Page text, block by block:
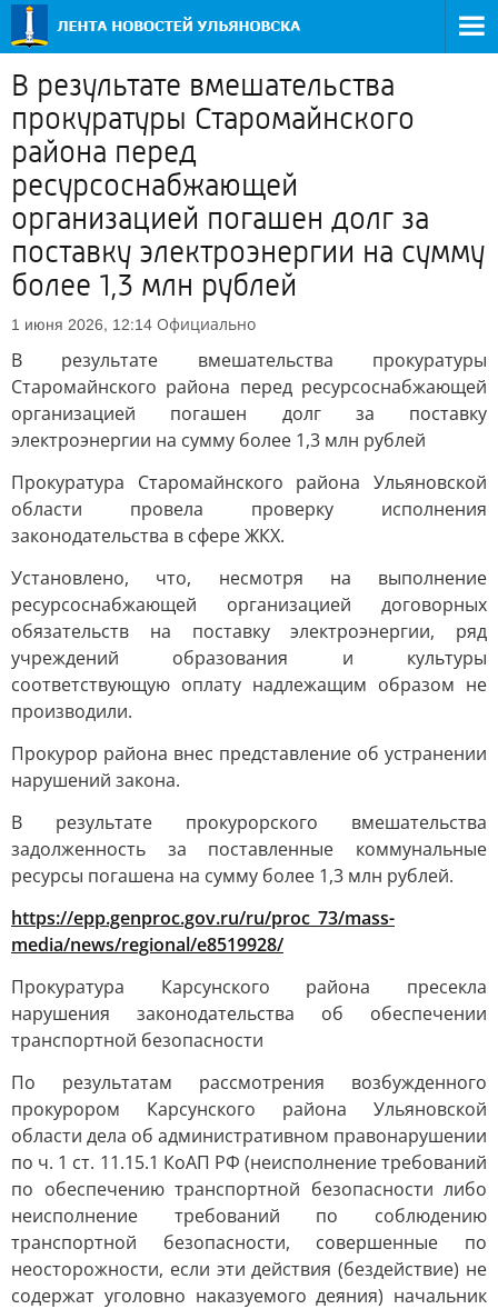
В результате вмешательства
прокуратуры Старомайнского
района перед
ресурсоснабжающей
организацией погашен долг за
поставку электроэнергии на сумму
более 1,3 млн рублей
1 июня 2026, 12:14 Официально
В результате вмешательства прокуратуры
Старомайнского района перед ресурсоснабжающей
организацией погашен долг за поставку
электроэнергии на сумму более 1,3 млн рублей
Прокуратура Старомайнского района Ульяновской
области провела проверку исполнения
законодательства в сфере ЖКХ.
Установлено, что, несмотря на выполнение
ресурсоснабжающей организацией договорных
обязательств на поставку электроэнергии, ряд
учреждений образования и культуры
соответствующую оплату надлежащим образом не
производили.
Прокурор района внес представление об устранении
нарушений закона.
В результате прокурорского вмешательства
задолженность за поставленные коммунальные
ресурсы погашена на сумму более 1,3 млн рублей.
https://epp.genproc.gov.ru/ru/proc_73/mass-
media/news/regional/e8519928/
Прокуратура Карсунского района пресекла
нарушения законодательства об обеспечении
транспортной безопасности
По результатам рассмотрения возбужденного
прокурором Карсунского района Ульяновской
области дела об административном правонарушении
по ч. 1 ст. 11.15.1 КоАП РФ (неисполнение требований
по обеспечению транспортной безопасности либо
неисполнение требований по соблюдению
транспортной безопасности, совершенные по
неосторожности, если эти действия (бездействие) не
содержат уголовно наказуемого деяния) начальник